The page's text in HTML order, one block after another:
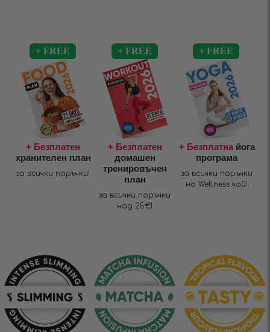
+ Безплатен
хранителен план
за всички поръчки!
+ Безплатен
домашен
тренировъчен
план
за всички поръчки
над 25€!
+ Безплатнайога
програма
за всички поръчки
на Wellness чай!